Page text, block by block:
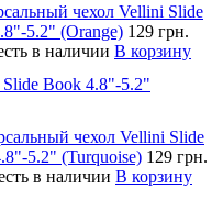
чехол Vellini Slide
5.2" (Orange) 129 грн.
в наличии В корзину
Book 4.8"-5.2"
чехол Vellini Slide
5.2" (Turquoise) 129 грн.
в наличии В корзину